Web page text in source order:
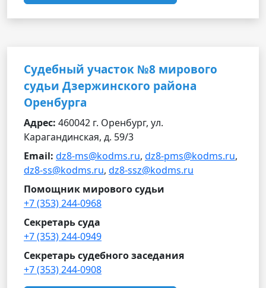
Судебный участок №8 мирового
судьи Дзержинского района
Оренбурга
Адрес: 460042 г. Оренбург, ул.
Карагандинская, д. 59/3
Email: dz8-ms@kodms.ru, dz8-pms@kodms.ru,
dz8-ss@kodms.ru, dz8-ssz@kodms.ru
Помощник мирового судьи
+7 (353) 244-0968
Секретарь суда
+7 (353) 244-0949
Секретарь судебного заседания
+7 (353) 244-0908